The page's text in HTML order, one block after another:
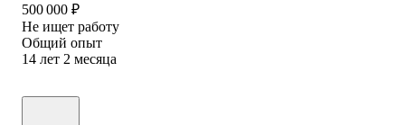
500 000 ₽
Не ищет работу
Общий опыт
14 лет 2 месяца